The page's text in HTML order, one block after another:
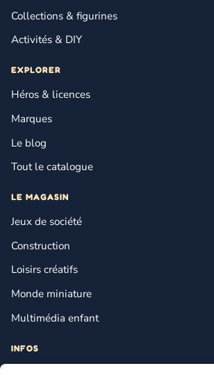
Collections & figurines
Activités & DIY
EXPLORER
Héros & licences
Marques
Le blog
Tout le catalogue
LE MAGASIN
Jeux de société
Construction
Loisirs créatifs
Monde miniature
Multimédia enfant
INFOS